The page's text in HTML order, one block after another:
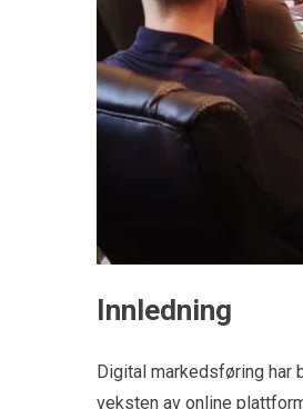
Innledning
Digital markedsføring
veksten av online